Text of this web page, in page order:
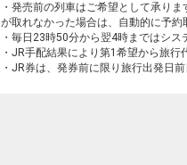
・発売前の列車はご希望として承り
が取れなかった場合は、自動的に予約
・毎日23時50分から翌4時まではシ
・JR手配結果により第1希望から旅行
・JR券は、発券前に限り旅行出発日